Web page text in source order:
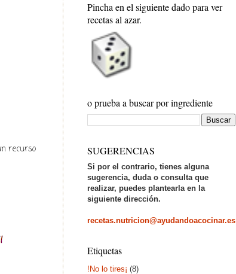
recurso
Pincha en el siguiente dado para ver
recetas al azar.
o prueba a buscar por ingrediente
SUGERENCIAS
Si por el contrario, tienes alguna
sugerencia, duda o consulta que
realizar, puedes plantearla en la
siguiente dirección.
recetas.nutricion@ayudandoacocinar.es
Etiquetas
!No lo tires¡ (8)